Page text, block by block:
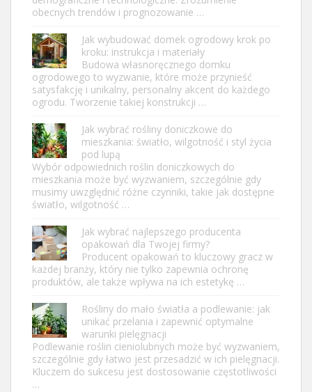
obecnych trendów i prognozowanie …
Jak wybudować domek ogrodowy krok po
kroku: instrukcja i materiały
Budowa własnoręcznego domku
ogrodowego to wyzwanie, które może przynieść
satysfakcję i unikalny, personalny akcent do każdego
ogrodu. Tworzenie takiej konstrukcji …
Jak wybrać rośliny doniczkowe do
mieszkania: światło, wilgotność i styl życia
pod lupą
Wybór odpowiednich roślin doniczkowych do
mieszkania może być wyzwaniem, szczególnie gdy
musimy uwzględnić różne czynniki, takie jak dostępne
światło, wilgotność …
Jak wybrać najlepszego producenta
opakowań dla Twojej firmy?
Producent opakowań to kluczowy gracz w
każdej branży, który nie tylko zapewnia ochronę
produktów, ale także wpływa na ich estetykę …
Rośliny do mało światła a podlewanie: jak
unikać przelania i zapewnić optymalne
warunki pielęgnacji
Podlewanie roślin cieniolubnych może być wyzwaniem,
szczególnie gdy łatwo jest przesadzić w ich pielęgnacji.
Kluczem do sukcesu jest dostosowanie częstotliwości
…